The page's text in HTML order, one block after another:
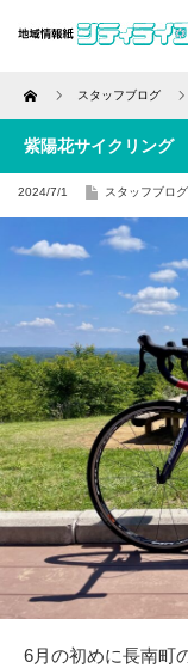
Home スタッフブログ
紫陽花サイクリング
2024/7/1 スタッフブログ
6月の初めに長南町